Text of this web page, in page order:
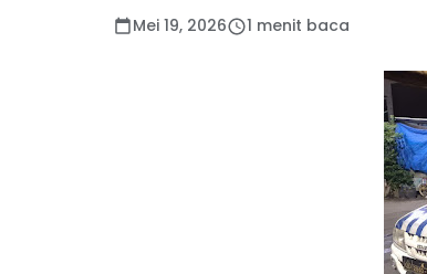
Mei 19, 2026 1 menit baca